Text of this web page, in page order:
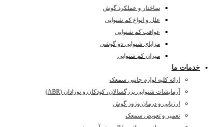
ساختار و عملکرد گوش
علل و انواع کم شنوایی
عواقب کم شنوایی
مزایای شنوایی دو گوشی
میزان کم شنوایی
خدمات ما
ارائه کلیه لوازم جانبی سمعک
آزمایشات شنوایی بزرگسالان، کودکان و نوزادان (ABR)
ارزیابی و درمان وزوز گوش
تعمیر و تعویض سمعک